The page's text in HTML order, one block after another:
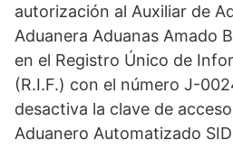
autorización al Auxiliar de
Aduanera Aduanas Amado
en el Registro Único de
(R.I.F.) con el número J-
desactiva la clave de
Aduanero Automatizado